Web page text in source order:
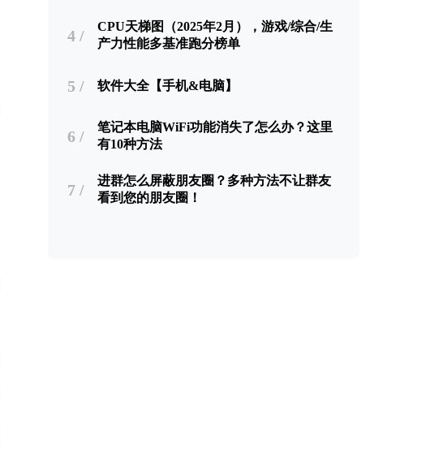
4 /
CPU天梯图（2025年2月），游戏/综合/生
产力性能多基准跑分榜单
5 / 软件大全【手机&电脑】
6 /
笔记本电脑WiFi功能消失了怎么办？这里
有10种方法
7 /
进群怎么屏蔽朋友圈？多种方法不让群友
看到您的朋友圈！